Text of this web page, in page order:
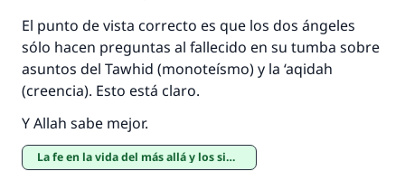
El punto de vista correcto es que los dos ángeles
sólo hacen preguntas al fallecido en su tumba sobre
asuntos del Tawhid (monoteísmo) y la ‘aqidah
(creencia). Esto está claro.
Y Allah sabe mejor.
La fe en la vida del más allá y los signos del fin del mundo